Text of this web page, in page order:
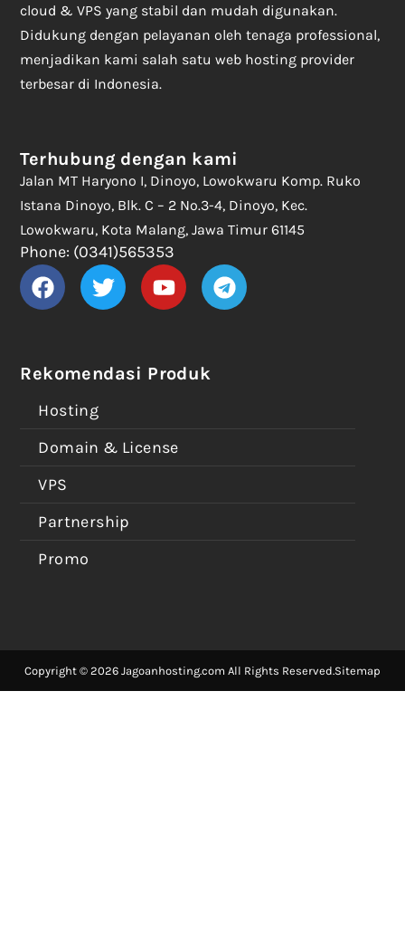
cloud & VPS yang stabil dan mudah digunakan.
Didukung dengan pelayanan oleh tenaga professional,
menjadikan kami salah satu web hosting provider
terbesar di Indonesia.
Rekomendasi Produk
Hosting
Domain & License
VPS
Partnership
Promo
Terhubung dengan kami
Jalan MT Haryono I, Dinoyo, Lowokwaru Komp. Ruko
Istana Dinoyo, Blk. C – 2 No.3-4, Dinoyo, Kec.
Lowokwaru, Kota Malang, Jawa Timur 61145
Phone: (0341)565353
Copyright © 2026 Jagoanhosting.com All Rights Reserved.Sitemap